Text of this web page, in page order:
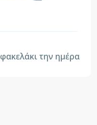
φακελάκι την ημέρα